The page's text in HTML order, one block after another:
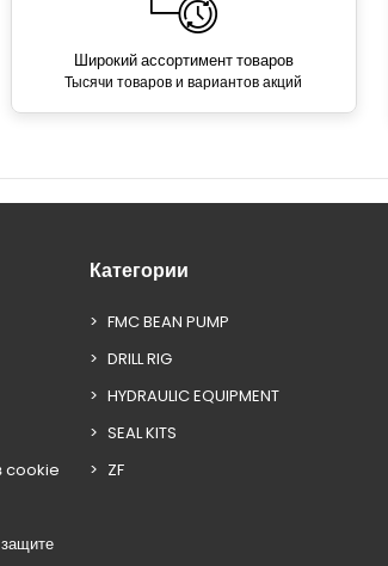
Широкий ассортимент товаров
Тысячи товаров и вариантов акций
cookie
Категории
FMC BEAN PUMP
DRILL RIG
HYDRAULIC EQUIPMENT
SEAL KITS
ZF